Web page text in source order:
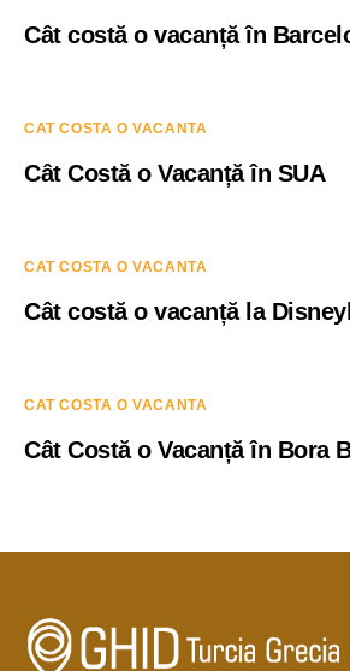
Cât costă o vacanță în
CAT COSTA O VACANTA
Cât Costă o Vacanță în SUA
CAT COSTA O VACANTA
Cât costă o vacanță la
CAT COSTA O VACANTA
Cât Costă o Vacanță în Bora